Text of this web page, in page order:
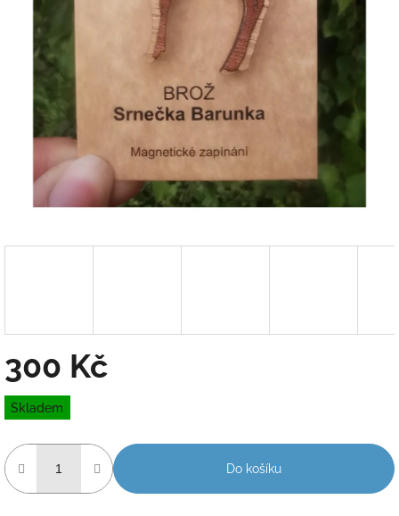
300 Kč
Měrná
cena:
Skladem
Do košíku